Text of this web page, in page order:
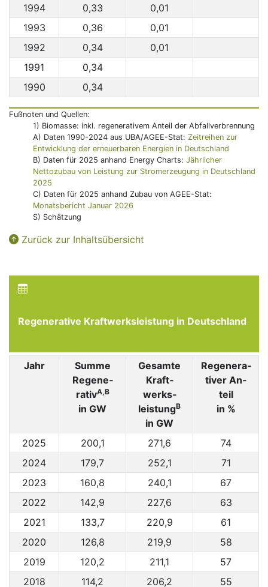
1994
0,33
0,01
1993
0,36
0,01
1992
0,34
0,01
1991
0,34
1990
0,34
Fußnoten und Quellen:
1) Biomasse: inkl. regenerativem Anteil der Abfallverbrennung
A) Daten 1990-2024 aus UBA/AGEE-Stat: Zeitreihen zur
Entwicklung der erneuerbaren Energien in Deutschland
B) Daten für 2025 anhand Energy Charts: Jährlicher
Nettozubau von Leistung zur Stromerzeugung in Deutschland
2025
C) Daten für 2025 anhand Zubau von AGEE-Stat:
Monatsbericht Januar 2026
S) Schätzung
Zurück zur Inhaltsübersicht
Regenerative Kraftwerksleistung in Deutschland
Jahr
Summe
Regene­
rativA,B
in GW
Gesamte
Kraft­
werks­
leistungB
in GW
Rege­nera­
tiver An­
teil
in %
2025 200,1 271,6
74
2024
179,7 252,1
71
2023
160,8 240,1
67
2022
142,9 227,6
63
2021
133,7 220,9
61
2020
126,8 219,9
58
2019
120,2 211,1
57
2018
114,2 206,2
55